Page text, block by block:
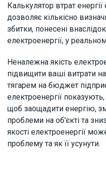
Калькулятор втрат
дозволяє кількісно
збитки, понесені
електроенергії, у
Неналежна якість
підвищити ваші витрати
тягарем на бюджет
електроенергії
щоб заощадити енергію,
проблеми на об'єкті та
якості електроенергії
проблему та як її усунути.